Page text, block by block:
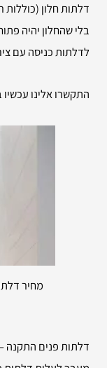
דלתות חלון
בלי שהחלון יהיה
לדלתות כניסה עם
התקשרו אלינו
מחיר
דלתות פנים התקנה